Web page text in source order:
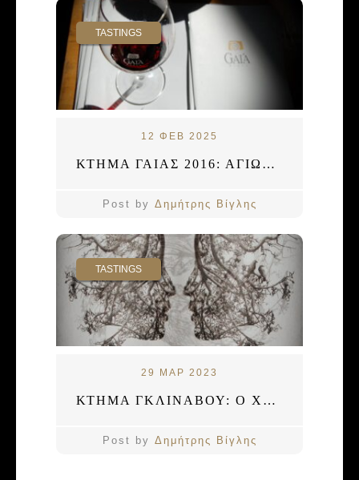
TASTINGS
12 ΦΕΒ 2025
ΚΤΗΜΑ ΓΑΙΑΣ 2016: ΑΓΙΩΡΓΙΤΙΚΟ ΣΧΟΛΗΣ
Post by Δημήτρης Βίγλης
TASTINGS
29 ΜΑΡ 2023
ΚΤΗΜΑ ΓΚΛΙΝΑΒΟΥ: Ο ΧΟΡΟΣ ΤΩΝ ΔΡΥΑΔΩΝ
Post by Δημήτρης Βίγλης